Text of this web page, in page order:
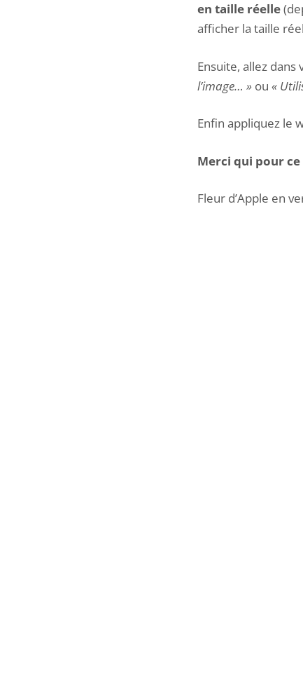
en taille réelle
afficher la taille
Ensuite, allez
l’image… » ou «
Enfin appliquez le
Merci qui pour
Fleur d’Apple en